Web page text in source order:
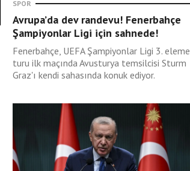
SPOR
Avrupa’da dev randevu! Fenerbahçe
Şampiyonlar Ligi için sahnede!
Fenerbahçe, UEFA Şampiyonlar Ligi 3. eleme
turu ilk maçında Avusturya temsilcisi Sturm
Graz'ı kendi sahasında konuk ediyor.